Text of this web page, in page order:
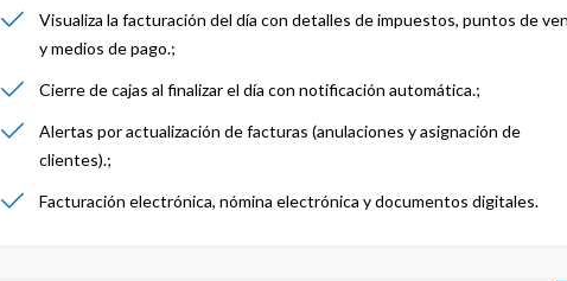
Visualiza la facturación del día con detalles de impuestos, puntos de
y medios de pago.
Cierre de cajas al finalizar el día con notificación automática.
Alertas por actualización de facturas (anulaciones y asignación de
clientes).
Facturación electrónica, nómina electrónica y documentos digitales